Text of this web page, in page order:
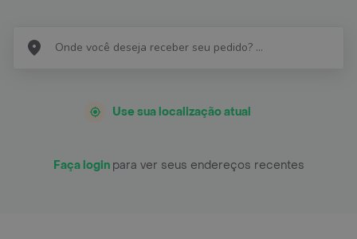
Use sua localização atual
Faça login para ver seus endereços recentes